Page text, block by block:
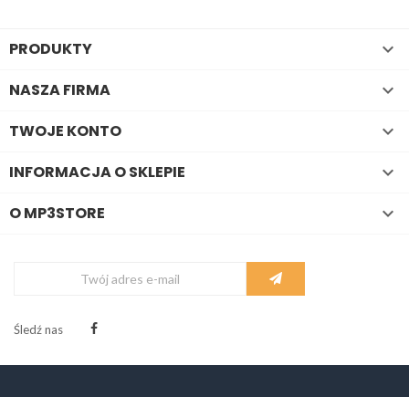
PRODUKTY 
NASZA FIRMA 
TWOJE KONTO 
INFORMACJA O SKLEPIE 
O MP3STORE 
Śledź nas